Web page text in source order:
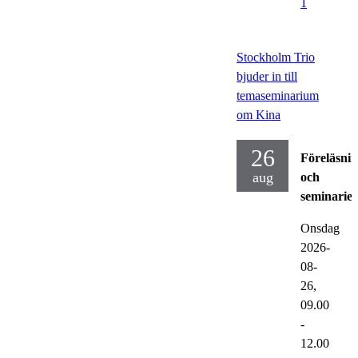
Stockholm Trio
bjuder in till
temaseminarium
om Kina
26
aug
och
seminarier
Onsdag
2026-
08-
26,
09.00
-
12.00